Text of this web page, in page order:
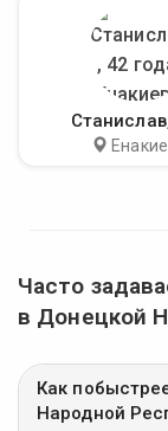
Станислав
Часто
в Донецкой
Как
Народной